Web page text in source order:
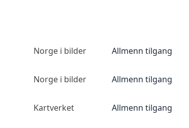
Norge i bilder Allmenn tilgang
Norge i bilder Allmenn tilgang
Kartverket Allmenn tilgang